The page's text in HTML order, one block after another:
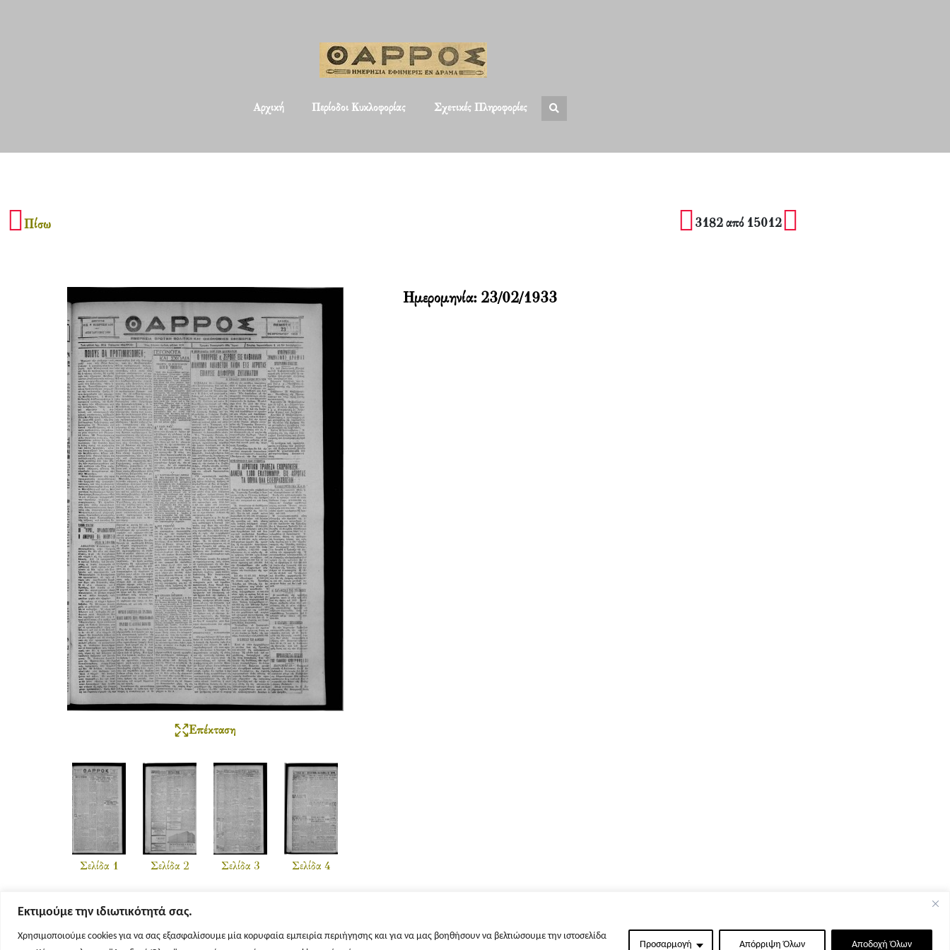
Εκτιμούμε την ιδιωτικότητά σας.
Χρησιμοποιούμε cookies για να σας εξασφαλίσουμε μία κορυφαία εμπειρία περιήγησης και για να μας βοηθήσουν να βελτιώσουμε την ιστοσελίδα
Προσαρμογή Απόρριψη Όλων Αποδοχή Όλων
Αρχική Περίοδοι Κυκλοφορίας Σχετικές Πληροφορίες
Πίσω 3182 από 15012
Επέκταση
Σελίδα 1 Σελίδα 2 Σελίδα 3 Σελίδα 4
Ημερομηνία: 23/02/1933